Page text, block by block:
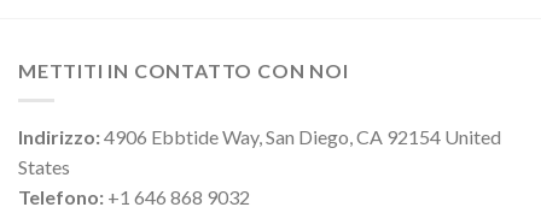
METTITI IN CONTATTO CON NOI
Indirizzo:4906 Ebbtide Way, San Diego, CA 92154 United
States
Telefono: +1 646 868 9032